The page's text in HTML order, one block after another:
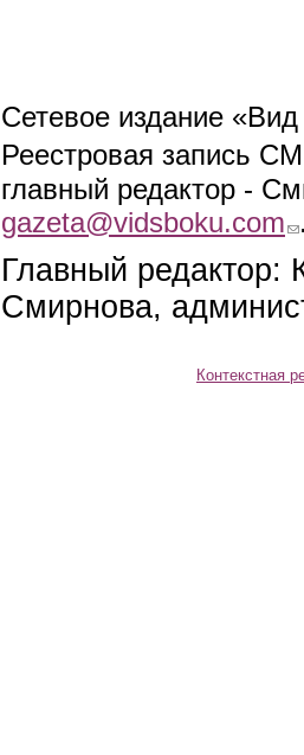
Сетевое издание
Реестровая запись
главный редактор -
gazeta@vidsboku.com
Главный
Смирнова,
Контекстная